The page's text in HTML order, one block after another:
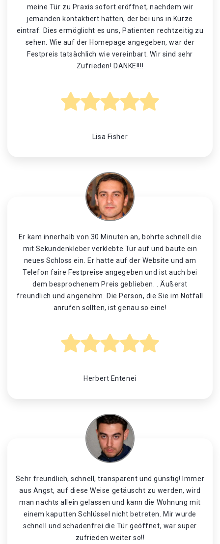
meine Tür zu Praxis sofort eröffnet, nachdem wir
jemanden kontaktiert hatten, der bei uns in Kürze
eintraf. Dies ermöglicht es uns, Patienten rechtzeitig zu
sehen. Wie auf der Homepage angegeben, war der
Festpreis tatsächlich wie vereinbart. Wir sind sehr
Zufrieden! DANKE!!!!
Lisa Fisher
Er kam innerhalb von 30 Minuten an, bohrte schnell die
mit Sekundenkleber verklebte Tür auf und baute ein
neues Schloss ein. Er hatte auf der Website und am
Telefon faire Festpreise angegeben und ist auch bei
dem besprochenem Preis geblieben. . Äußerst
freundlich und angenehm. Die Person, die Sie im Notfall
anrufen sollten, ist genau so eine!
Herbert Entenei
Sehr freundlich, schnell, transparent und günstig! Immer
aus Angst, auf diese Weise getäuscht zu werden, wird
man nachts allein gelassen und kann die Wohnung mit
einem kaputten Schlüssel nicht betreten. Mir wurde
schnell und schadenfrei die Tür geöffnet, war super
zufrieden weiter so!!